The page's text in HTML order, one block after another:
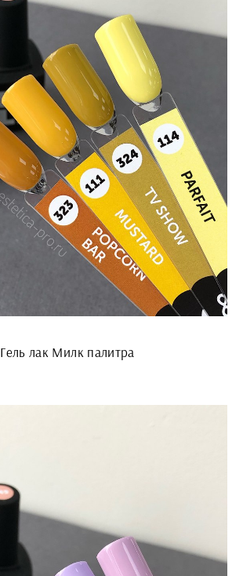
Гель лак Милк палитра